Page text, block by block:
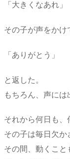
「大きくなあれ」
その子が声をかけ
「ありがとう」
と返した。
もちろん、声には
それから何日も、
その子は毎日欠か
その間、動くこと